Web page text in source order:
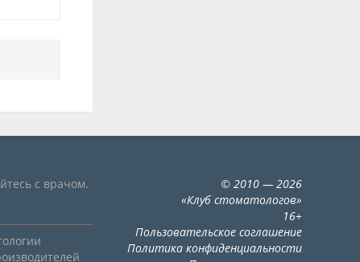
с врачом. © 2010 — 2026
«Клуб стоматологов»
16+
Пользовательское соглашение
Политика конфиденциальности